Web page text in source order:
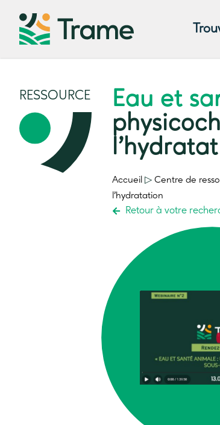
RESSOURCE Eau et
Accueil ▷ Centre de
l’hydratation
Retour à votre